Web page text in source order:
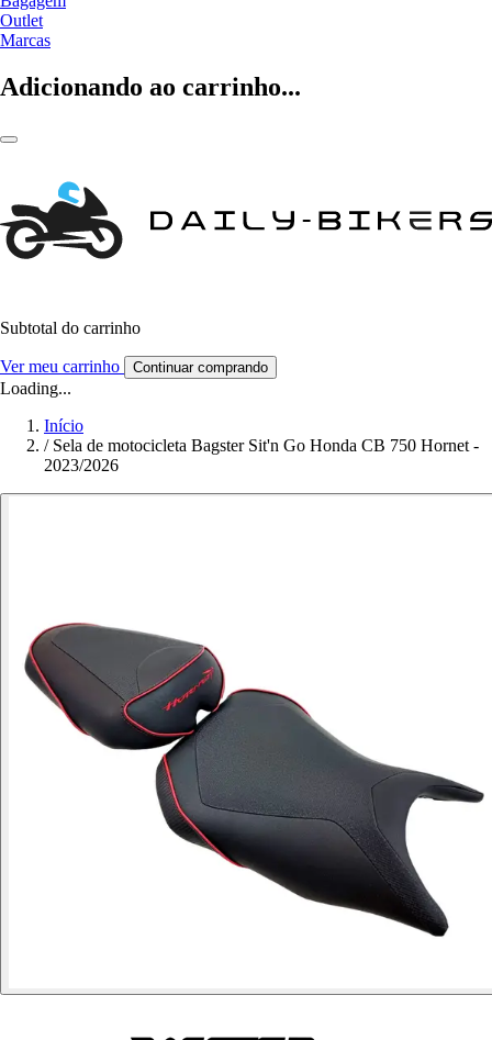
Outlet
Marcas
Adicionando ao carrinho...
Subtotal do carrinho
Ver meu carrinho Continuar comprando
Loading...
Início
/ Sela de motocicleta Bagster Sit'n Go Honda CB 750 Hornet -
2023/2026